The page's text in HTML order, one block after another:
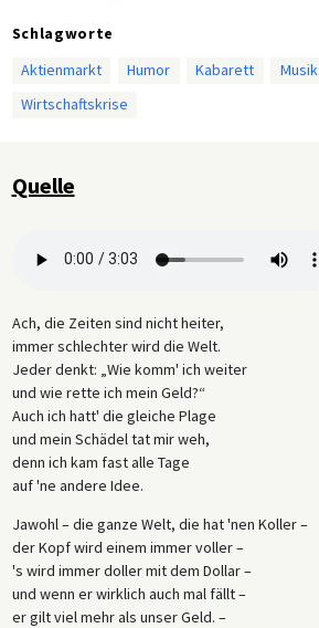
Schlagworte
Aktienmarkt
Humor Kabarett Musik
Wirtschaftskrise
Quelle
Ach, die Zeiten sind nicht heiter,
immer schlechter wird die Welt.
Jeder denkt: „Wie komm' ich weiter
und wie rette ich mein Geld?“
Auch ich hatt' die gleiche Plage
und mein Schädel tat mir weh,
denn ich kam fast alle Tage
auf 'ne andere Idee.
Jawohl – die ganze Welt, die hat 'nen Koller –
der Kopf wird einem immer voller –
's wird immer doller mit dem Dollar –
und wenn er wirklich auch mal fällt –
er gilt viel mehr als unser Geld. –